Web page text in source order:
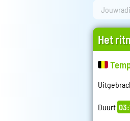
Het
Duurt